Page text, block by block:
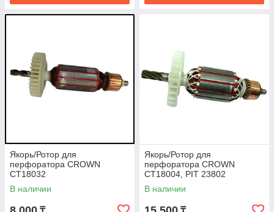
Якорь/Ротор для
перфоратора CROWN
CT18032
В наличии
Якорь/Ротор для
перфоратора CROWN
CT18004, PIT 23802
В наличии